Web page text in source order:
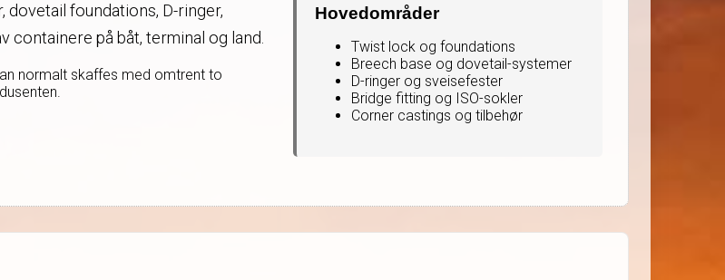
foundations, D-ringer,
containere på båt, terminal og land.
normalt skaffes med omtrent to
Hovedområder
Twist lock og foundations
Breech base og dovetail-systemer
D-ringer og sveisefester
Bridge fitting og ISO-sokler
Corner castings og tilbehør